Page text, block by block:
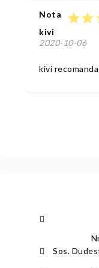
Nota starstar
kivi
2020-10-06
kivi
Sos.